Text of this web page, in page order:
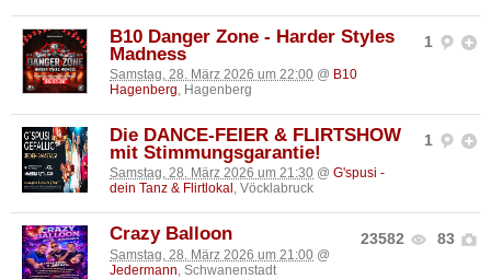
1
B10 Danger Zone - Harder Styles
Madness
Samstag, 28. März 2026 um 22:00 @ B10
Hagenberg, Hagenberg
1
Die DANCE-FEIER & FLIRTSHOW
mit Stimmungsgarantie!
Samstag, 28. März 2026 um 21:30 @ G'spusi -
dein Tanz & Flirtlokal , Vöcklabruck
23582 83
Crazy Balloon
Samstag, 28. März 2026 um 21:00 @
Jedermann , Schwanenstadt